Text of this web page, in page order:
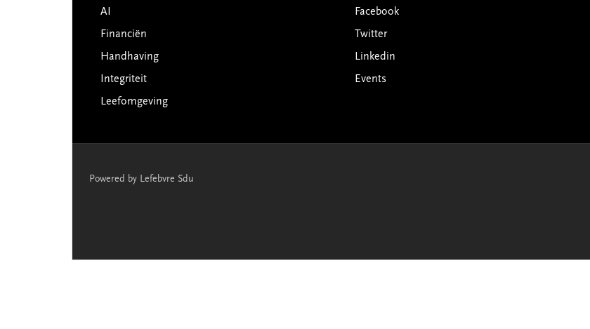
AI
Financiën
Handhaving
Integriteit
Leefomgeving
Facebook
Twitter
Linkedin
Events
Powered by Lefebvre Sdu